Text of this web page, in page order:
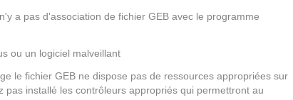
a pas d'association de fichier GEB avec le programme
ou un logiciel malveillant
le fichier GEB ne dispose pas de ressources appropriées sur
pas installé les contrôleurs appropriés qui permettront au